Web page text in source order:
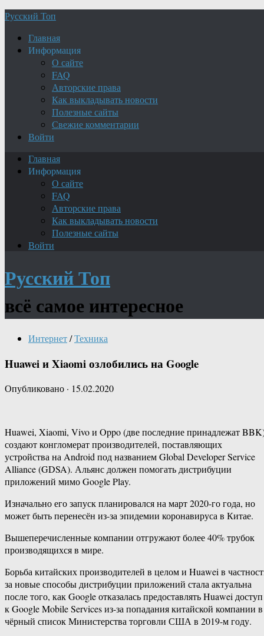
Русский Топ
Главная
Информация
О сайте
FAQ
Авторские права
Как выкладывать новости
Полезные сайты
Свежие комментарии
Войти
Главная
Информация
О сайте
FAQ
Авторские права
Как выкладывать новости
Полезные сайты
Войти
Русский Топ
всё самое интересное
Интернет/Техника
Huawei и Xiaomi озлобились на Google
Опубликовано · 15.02.2020
Huawei, Xiaomi, Vivo и Oppo (две последние принадлежат
создают конгломерат производителей, поставляющих
устройства на Android под названием Global Developer Service
Alliance (GDSA). Альянс должен помогать дистрибуции
приложений мимо Google Play.
Изначально его запуск планировался на март 2020-го года, но
может быть перенесён из-за эпидемии коронавируса в Китае.
Вышеперечисленные компании отгружают более 40% трубок
производящихся в мире.
Борьба китайских производителей в целом и Huawei в
за новые способы дистрибуции приложений стала актуальна
после того, как Google отказалась предоставлять Huawei доступ
к Google Mobile Services из-за попадания китайской компании в
чёрный список Министерства торговли США в 2019-м году.